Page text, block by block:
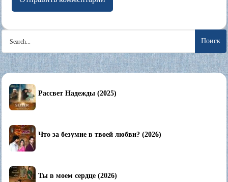
for:
Рассвет Надежды (2025)
Что за безумие в твоей любви? (2026)
Ты в моем сердце (2026)